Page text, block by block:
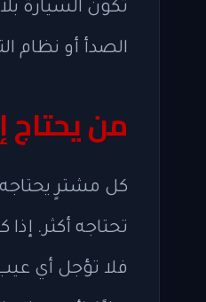
تكون السيارة
الصدأ أو نظام
من يحتاج
كل مشترٍ
تحتاجه أكثر.
فلا تؤجل أي